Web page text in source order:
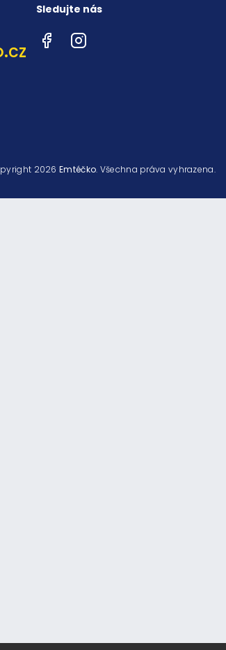
Sledujte nás
FacebookInstagram
2026Emtéčko. Všechna práva vyhrazena.